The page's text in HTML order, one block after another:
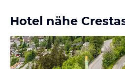
Hotel nähe